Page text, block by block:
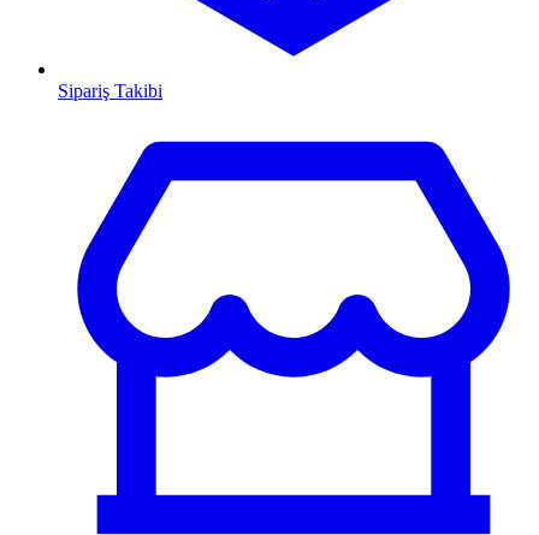
Sipariş Takibi